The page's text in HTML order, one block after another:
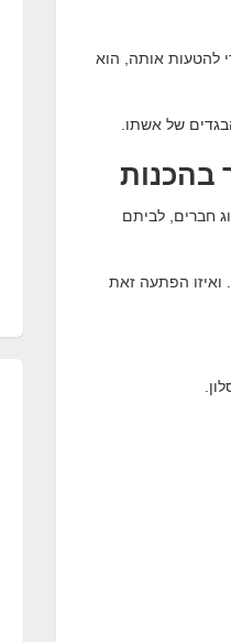
להטעות אותה, הוא
של אשתו.
בהכנות
חברים, לביתם
הפתעה זאת